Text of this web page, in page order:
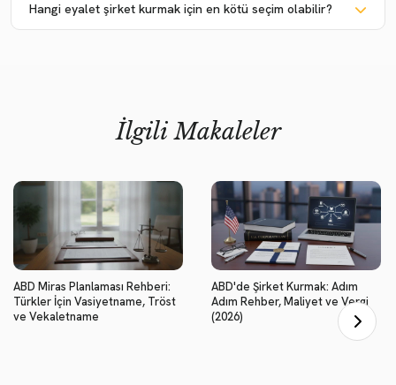
Hangi eyalet şirket kurmak için en kötü seçim olabilir?
İlgili Makaleler
ABD Miras Planlaması Rehberi:
Türkler İçin Vasiyetname, Tröst
ve Vekaletname
ABD'de Şirket Kurmak: Adım
Adım Rehber, Maliyet ve Vergi
(2026)